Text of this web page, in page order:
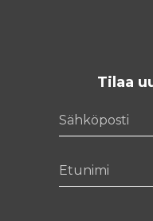
Tilaa